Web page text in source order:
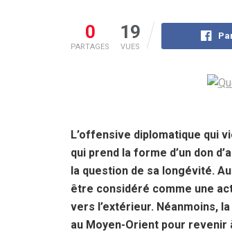
0
PARTAGES
19
VUES
L’offensive diplomatique qui
qui prend la forme d’un don
la question de sa longévité.
être considéré comme une
vers l’extérieur. Néanmoins,
au Moyen-Orient pour revenir